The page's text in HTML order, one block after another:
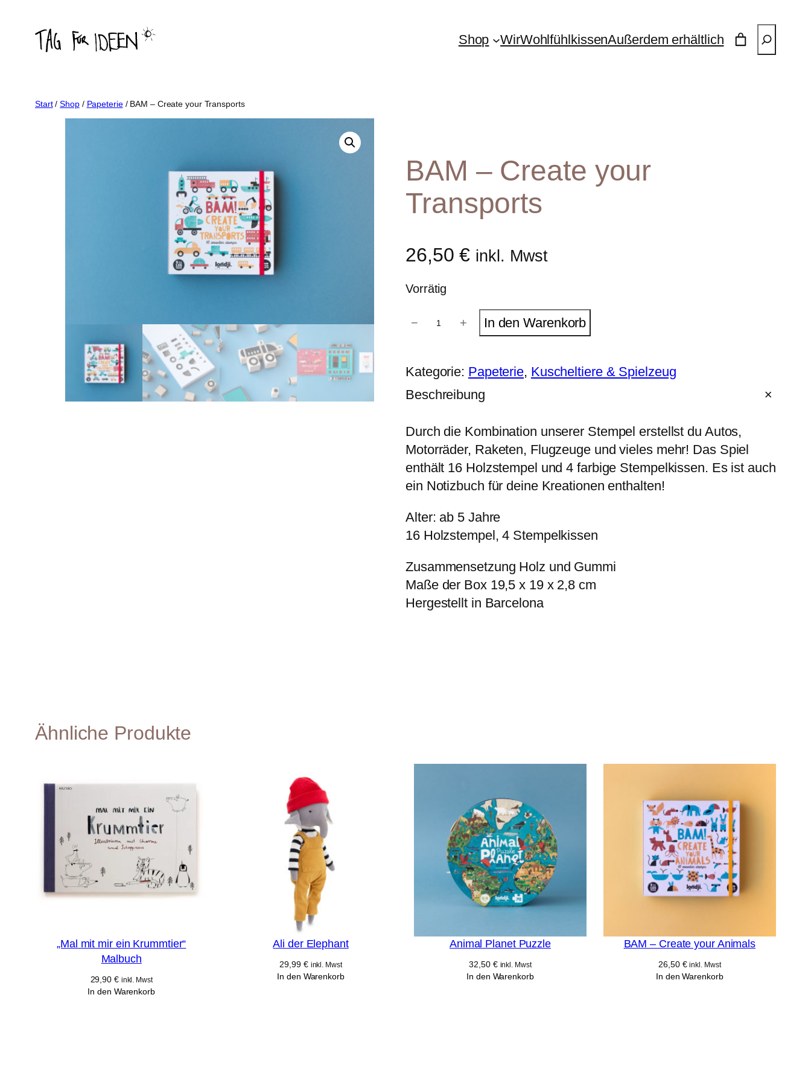
Inhalt
springen
Shop WirWohlfühlkissenAußerdem erhältlich
Start/Shop/ Papeterie/ BAM – Create your Transports
BAM – Create your
Transports
26,50€ inkl. Mwst
Vorrätig
r
a
y
u
r
T
r
s
p
t
s
M
e
− + In den Warenkorb
Kategorie: Papeterie, Kuscheltiere & Spielzeug
Beschreibung
Durch die Kombination unserer Stempel erstellst du Autos,
Motorräder, Raketen, Flugzeuge und vieles mehr! Das Spiel
enthält 16 Holzstempel und 4 farbige Stempelkissen. Es ist auch
ein Notizbuch für deine Kreationen enthalten!
Alter: ab 5 Jahre
16 Holzstempel, 4 Stempelkissen
Zusammensetzung Holz und Gummi
Maße der Box 19,5 x 19 x 2,8 cm
Hergestellt in Barcelona
Ähnliche Produkte
„Mal mit mir ein Krummtier“
Malbuch
29,90 € inkl. Mwst
In den Warenkorb
Ali der Elephant
29,99 € inkl. Mwst
In den Warenkorb
Animal Planet Puzzle
32,50 € inkl. Mwst
In den Warenkorb
BAM – Create your Animals
26,50 € inkl. Mwst
In den Warenkorb